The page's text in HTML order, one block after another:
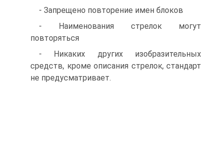
- Запрещено повторение имен блоков
- Наименования стрелок могут
повторяться
- Никаких других изобразительных
средств, кроме описания стрелок, стандарт
не предусматривает.